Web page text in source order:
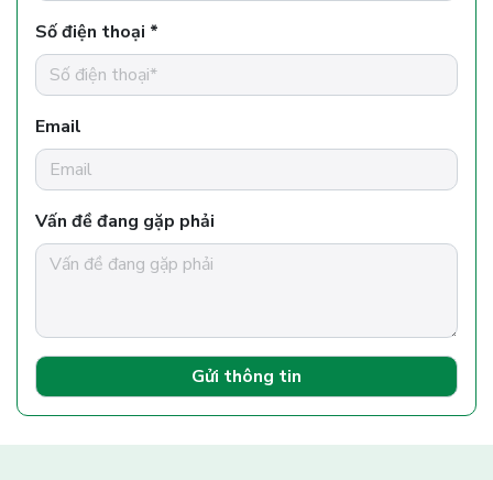
Số điện thoại *
Email
Vấn đề đang gặp phải
Gửi thông tin